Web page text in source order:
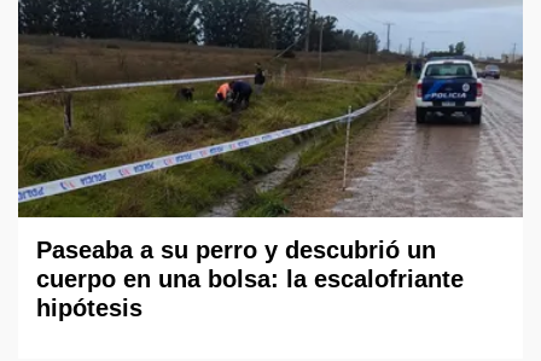
Paseaba a su perro y descubrió un
cuerpo en una bolsa: la escalofriante
hipótesis